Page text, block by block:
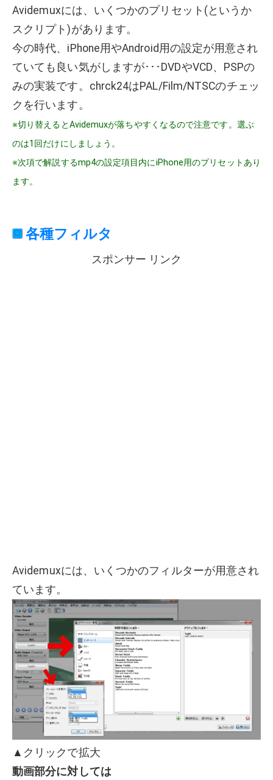
Avidemuxには、いくつかのプリセット(というか
スクリプト)があります。
今の時代、iPhone用やAndroid用の設定が用意され
ていても良い気がしますが･･･DVDやVCD、PSPの
みの実装です。chrck24はPAL/Film/NTSCのチェッ
クを行います。
※切り替えるとAvidemuxが落ちやすくなるので注意です。選ぶ
のは1回だけにしましょう。
※次項で解説するmp4の設定項目内にiPhone用のプリセットあり
ます。
各種フィルタ
スポンサー リンク
Avidemuxには、いくつかのフィルターが用意され
ています。
▲クリックで拡大
動画部分に対しては